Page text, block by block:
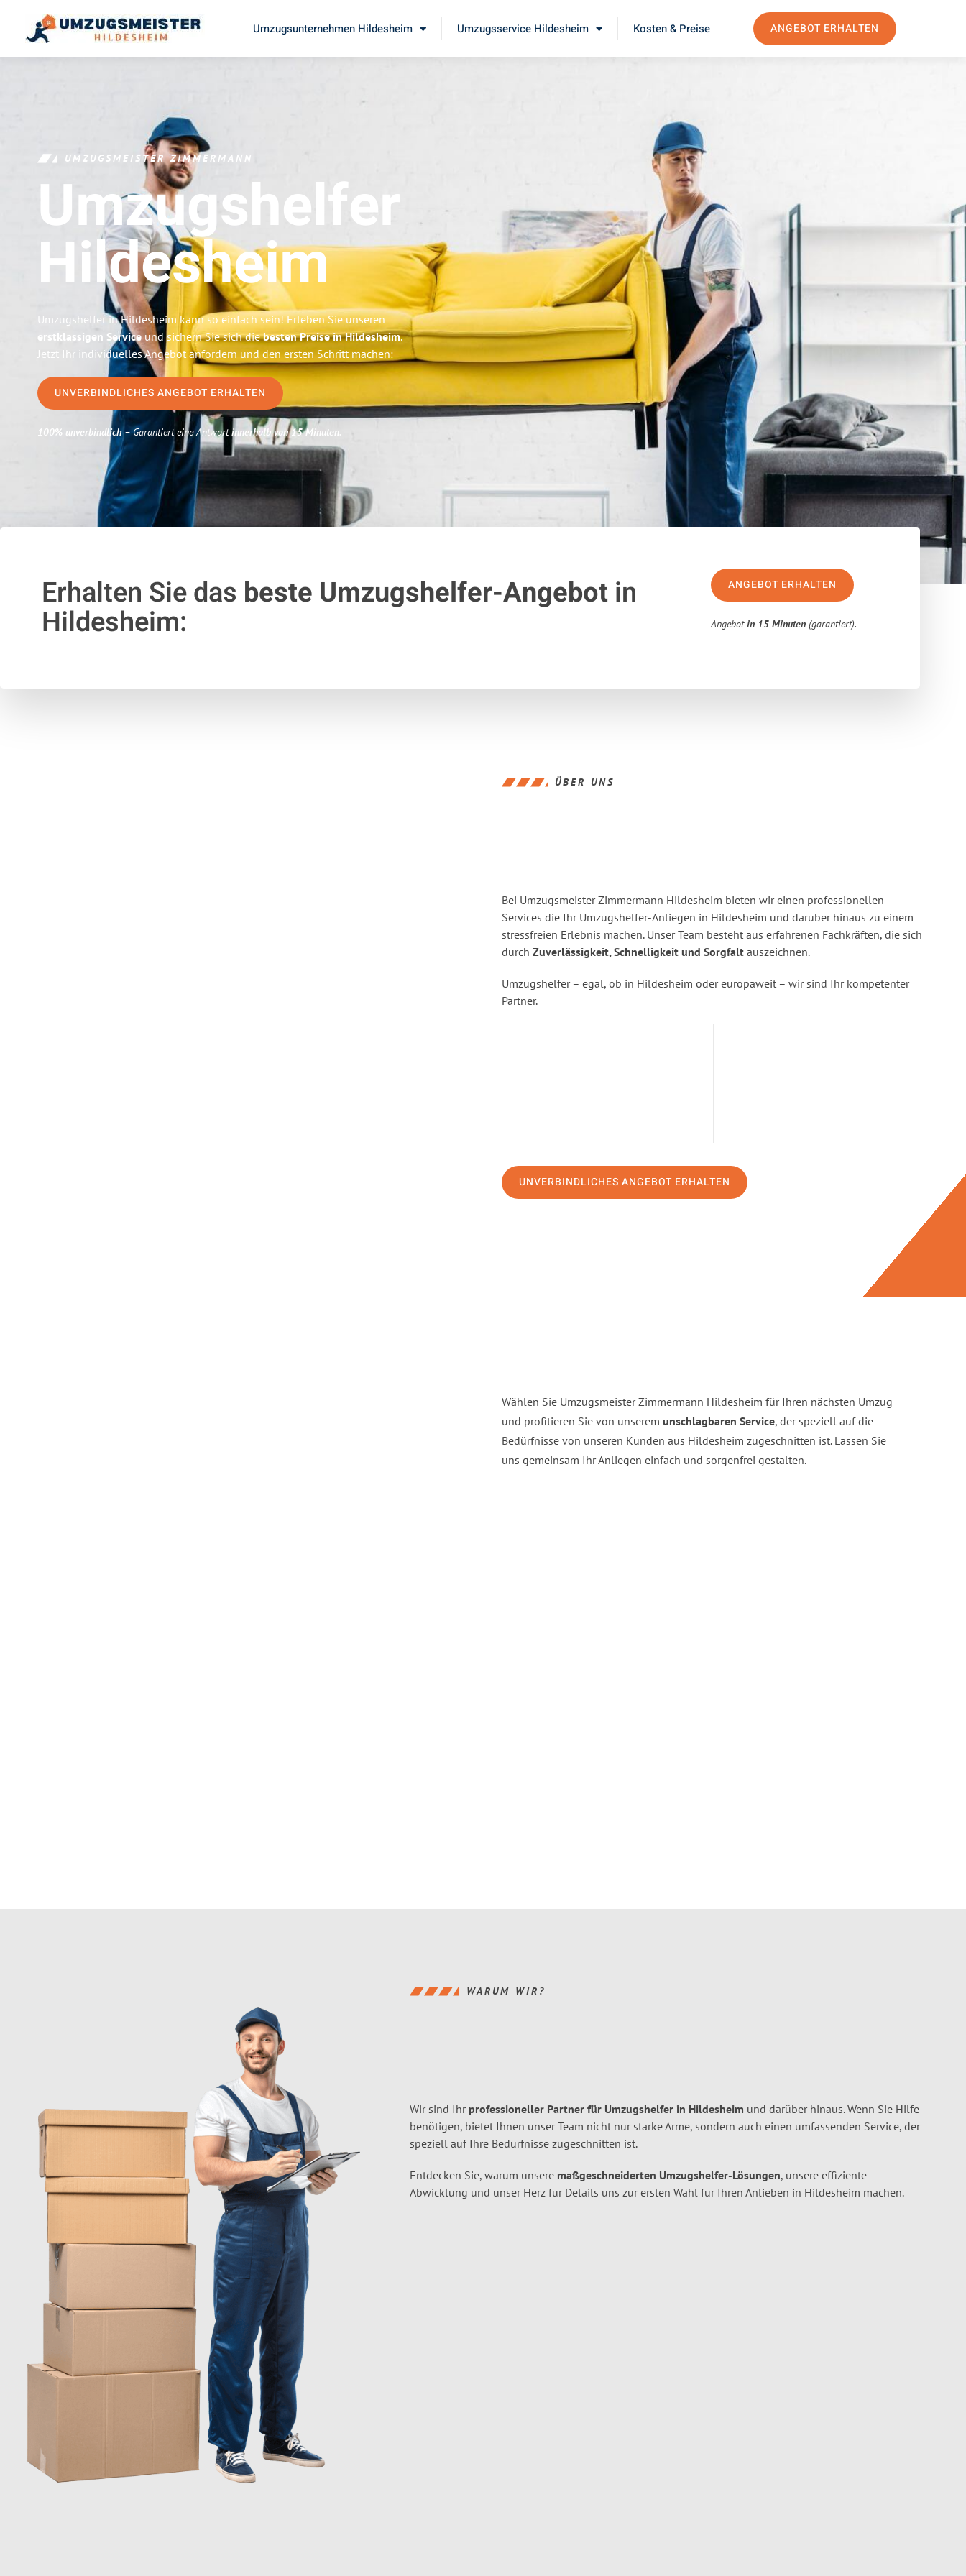
Umzugsunternehmen Hildesheim Umzugsservice Hildesheim Kosten & Preise ANGEBOT ERHALTEN
UMZUGSMEISTER ZIMMERMANN
Umzugshelfer
Hildesheim
Umzugshelfer in Hildesheim kann so einfach sein! Erleben Sie unseren
erstklassigen Serviceund sichern Sie sich diebesten Preise in Hildesheim.
Jetzt Ihr individuelles Angebot anfordern und den ersten Schritt machen:
UNVERBINDLICHES ANGEBOT ERHALTEN
100% unverbindlich– Garantiert eine Antwortinnerhalb von 15 Minuten.
Erhalten Sie das beste Umzugshelfer-Angebotin
Hildesheim:
ANGEBOT ERHALTEN
Angebotin 15 Minuten (garantiert).
ÜBER UNS
Bei Umzugsmeister Zimmermann Hildesheim bieten wir einen professionellen
Services die Ihr Umzugshelfer-Anliegen in Hildesheim und darüber hinaus zu einem
stressfreien Erlebnis machen. Unser Team besteht aus erfahrenen Fachkräften, die sich
durch Zuverlässigkeit, Schnelligkeit und Sorgfalt auszeichnen.
Umzugshelfer – egal, ob in Hildesheim oder europaweit – wir sind Ihr kompetenter
Partner.
UNVERBINDLICHES ANGEBOT ERHALTEN
Wählen Sie Umzugsmeister Zimmermann Hildesheim für Ihren nächsten Umzug
und profitieren Sie von unserem unschlagbaren Service, der speziell auf die
Bedürfnisse von unseren Kunden aus Hildesheim zugeschnitten ist. Lassen Sie
uns gemeinsam Ihr Anliegen einfach und sorgenfrei gestalten.
WARUM WIR?
Wir sind Ihr professioneller Partner für Umzugshelfer in Hildesheim und darüber hinaus. Wenn Sie Hilfe
benötigen, bietet Ihnen unser Team nicht nur starke Arme, sondern auch einen umfassenden Service, der
speziell auf Ihre Bedürfnisse zugeschnitten ist.
Entdecken Sie, warum unsere maßgeschneiderten Umzugshelfer-Lösungen, unsere effiziente
Abwicklung und unser Herz für Details uns zur ersten Wahl für Ihren Anlieben in Hildesheim machen.